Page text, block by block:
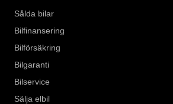
Sålda bilar
Bilfinansering
Bilförsäkring
Bilgaranti
Bilservice
Sälja elbil